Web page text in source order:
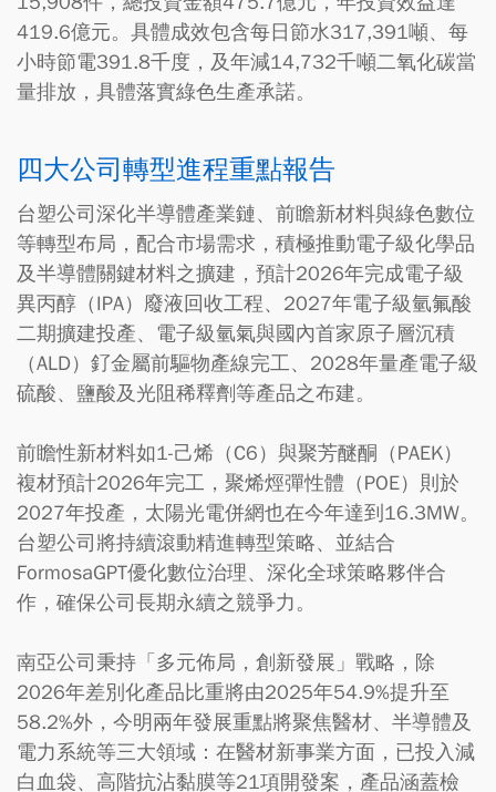
419.6億元。具體成效包含每日節水317,391噸、每
小時節電391.8千度，及年減14,732千噸二氧化碳當
量排放，具體落實綠色生產承諾。
四大公司轉型進程重點報告
台塑公司深化半導體產業鏈、前瞻新材料與綠色數位
等轉型布局，配合市場需求，積極推動電子級化學品
及半導體關鍵材料之擴建，預計2026年完成電子級
異丙醇（IPA）廢液回收工程、2027年電子級氫氟酸
二期擴建投產、電子級氫氣與國內首家原子層沉積
（ALD）釕金屬前驅物產線完工、2028年量產電子級
硫酸、鹽酸及光阻稀釋劑等產品之布建。
前瞻性新材料如1-己烯（C6）與聚芳醚酮（PAEK）
複材預計2026年完工，聚烯烴彈性體（POE）則於
2027年投產，太陽光電併網也在今年達到16.3MW。
台塑公司將持續滾動精進轉型策略、並結合
FormosaGPT優化數位治理、深化全球策略夥伴合
作，確保公司長期永續之競爭力。
南亞公司秉持「多元佈局，創新發展」戰略，除
2026年差別化產品比重將由2025年54.9%提升至
58.2%外，今明兩年發展重點將聚焦醫材、半導體及
電力系統等三大領域：在醫材新事業方面，已投入減
白血袋、高階抗沾黏膜等21項開發案，產品涵蓋檢